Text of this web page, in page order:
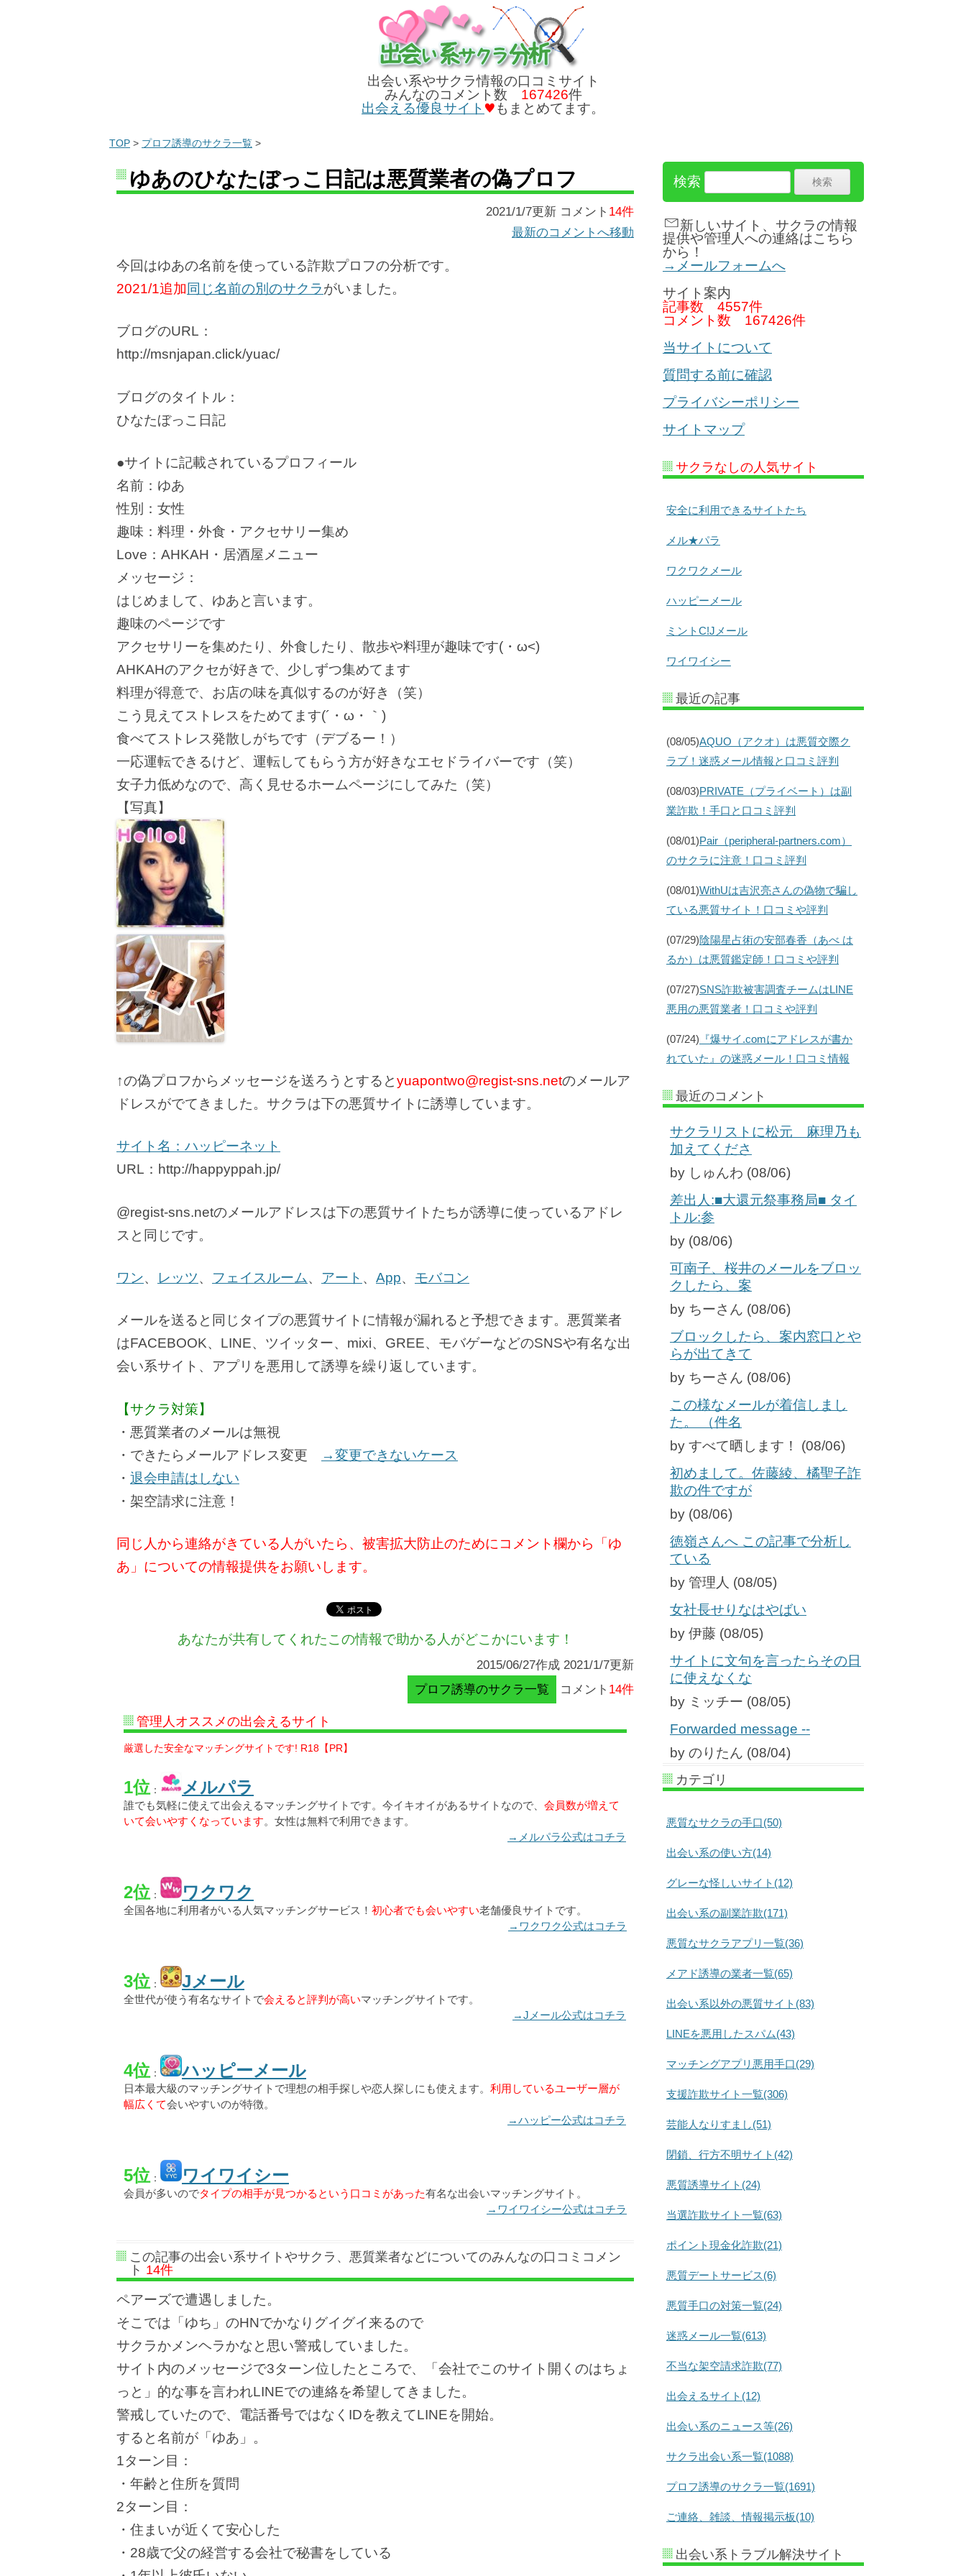
出会い系やサクラ情報の口コミサイト
みんなのコメント数 167426件
出会える優良サイト
もまとめてます。
TOP > プロフ誘導のサクラ一覧 >
ゆあのひなたぼっこ日記は悪質業者の偽プロフ
2021/1/7更新 コメント 14件
最新のコメントへ移動
今回はゆあの名前を使っている詐欺プロフの分析です。
2021/1追加 同じ名前の別のサクラがいました。
ブログのURL：
http://msnjapan.click/yuac/
ブログのタイトル：
ひなたぼっこ日記
●サイトに記載されているプロフィール
名前：ゆあ
性別：女性
趣味：料理・外食・アクセサリー集め
Love：AHKAH・居酒屋メニュー
メッセージ：
はじめまして、ゆあと言います。
趣味のページです
アクセサリーを集めたり、外食したり、散歩や料理が趣味です(・ω<)
AHKAHのアクセが好きで、少しずつ集めてます
料理が得意で、お店の味を真似するのが好き（笑）
こう見えてストレスをためてます(´・ω・｀)
食べてストレス発散しがちです（デブるー！）
一応運転できるけど、運転してもらう方が好きなエセドライバーです（笑）
女子力低めなので、高く見せるホームページにしてみた（笑）
【写真】
↑の偽プロフからメッセージを送ろうとするとyuapontwo@regist-sns.netのメールア
ドレスがでてきました。サクラは下の悪質サイトに誘導しています。
サイト名：ハッピーネット
URL：http://happyppah.jp/
@regist-sns.netのメールアドレスは下の悪質サイトたちが誘導に使っているアドレ
スと同じです。
ワン、 レッツ、 フェイスルーム、 アート 、 App、 モバコン
メールを送ると同じタイプの悪質サイトに情報が漏れると予想できます。悪質業者
はFACEBOOK、LINE、ツイッター、mixi、GREE、モバゲーなどのSNSや有名な出
会い系サイト、アプリを悪用して誘導を繰り返しています。
【サクラ対策】
・悪質業者のメールは無視
・できたらメールアドレス変更
→変更できないケース
・ 退会申請はしない
・架空請求に注意！
同じ人から連絡がきている人がいたら、被害拡大防止のためにコメント欄から「ゆ
あ」についての情報提供をお願いします。
あなたが共有してくれたこの情報で助かる人がどこかにいます！
2015/06/27作成 2021/1/7更新
プロフ誘導のサクラ一覧
コメント 14件
管理人オススメの出会えるサイト
厳選した安全なマッチングサイトです! R18【PR】
1位 ： メルパラ
誰でも気軽に使えて出会えるマッチングサイトです。今イキオイがあるサイトなので、 会員数が増えて
いて会いやすくなっています。女性は無料で利用できます。
→メルパラ公式はコチラ
2位 ： ワクワク
全国各地に利用者がいる人気マッチングサービス！ 初心者でも会いやすい老舗優良サイトです。
→ワクワク公式はコチラ
3位 ： Jメール
全世代が使う有名なサイトで会えると評判が高いマッチングサイトです。
→Jメール公式はコチラ
4位 ： ハッピーメール
日本最大級のマッチングサイトで理想の相手探しや恋人探しにも使えます。 利用しているユーザー層が
幅広くて会いやすいのが特徴。
→ハッピー公式はコチラ
5位 ： ワイワイシー
会員が多いのでタイプの相手が見つかるという口コミがあった有名な出会いマッチングサイト。
→ワイワイシー公式はコチラ
この記事の出会い系サイトやサクラ、悪質業者などについてのみんなの口コミコメン
ト 14件
ペアーズで遭遇しました。
そこでは「ゆち」のHNでかなりグイグイ来るので
サクラかメンヘラかなと思い警戒していました。
サイト内のメッセージで3ターン位したところで、「会社でこのサイト開くのはちょ
っと」的な事を言われLINEでの連絡を希望してきました。
警戒していたので、電話番号ではなくIDを教えてLINEを開始。
すると名前が「ゆあ」。
1ターン目：
・年齢と住所を質問
2ターン目：
・住まいが近くて安心した
・28歳で父の経営する会社で秘書をしている
検索
新しいサイト、サクラの情報
提供や管理人への連絡はこちら
から！
→メールフォームへ
サイト案内
記事数 4557件
コメント数 167426件
当サイトについて
質問する前に確認
プライバシーポリシー
サイトマップ
サクラなしの人気サイト
安全に利用できるサイトたち
メル★パラ
ワクワクメール
ハッピーメール
ミントC!Jメール
ワイワイシー
最近の記事
(08/05)AQUO（アクオ）は悪質交際ク
ラブ！迷惑メール情報と口コミ評判
(08/03)PRIVATE（プライベート）は副
業詐欺！手口と口コミ評判
(08/01)Pair（peripheral-partners.com）
のサクラに注意！口コミ評判
(08/01)WithUは吉沢亮さんの偽物で騙し
ている悪質サイト！口コミや評判
(07/29)陰陽星占術の安部春香（あべ は
るか）は悪質鑑定師！口コミや評判
(07/27)SNS詐欺被害調査チームはLINE
悪用の悪質業者！口コミや評判
(07/24) 『爆サイ.comにアドレスが書か
れていた』の迷惑メール！口コミ情報
最近のコメント
サクラリストに松元 麻理乃も
加えてくださ
by しゅんわ (08/06)
差出人:■大還元祭事務局■ タイ
トル:参
by (08/06)
可南子、桜井のメールをブロッ
クしたら、案
by ちーさん (08/06)
ブロックしたら、案内窓口とや
らが出てきて
by ちーさん (08/06)
この様なメールが着信しまし
た。 （件名
by すべて晒します！ (08/06)
初めまして。佐藤綾、橘聖子詐
欺の件ですが
by (08/06)
徳嶺さんへ この記事で分析し
ている
by 管理人 (08/05)
女社長せりなはやばい
by 伊藤 (08/05)
サイトに文句を言ったらその日
に使えなくな
by ミッチー (08/05)
Forwarded message --
by のりたん (08/04)
カテゴリ
悪質なサクラの手口(50)
出会い系の使い方(14)
グレーな怪しいサイト(12)
出会い系の副業詐欺(171)
悪質なサクラアプリ一覧(36)
メアド誘導の業者一覧(65)
出会い系以外の悪質サイト(83)
LINEを悪用したスパム(43)
マッチングアプリ悪用手口(29)
支援詐欺サイト一覧(306)
芸能人なりすまし(51)
閉鎖、行方不明サイト(42)
悪質誘導サイト(24)
当選詐欺サイト一覧(63)
ポイント現金化詐欺(21)
悪質デートサービス(6)
悪質手口の対策一覧(24)
迷惑メール一覧(613)
不当な架空請求詐欺(77)
出会えるサイト(12)
出会い系のニュース等(26)
サクラ出会い系一覧(1088)
プロフ誘導のサクラ一覧(1691)
ご連絡、雑談、情報掲示板(10)
出会い系トラブル解決サイト